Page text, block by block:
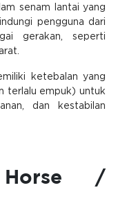
senam lantai yang
pengguna dari
gerakan, seperti
ketebalan yang
terlalu empuk) untuk
dan kestabilan
/